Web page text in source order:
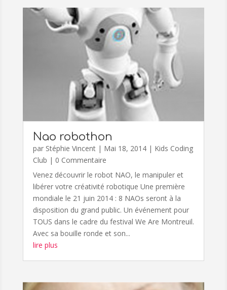
Nao robothon
par Stéphie Vincent| Mai 18, 2014| Kids Coding
Club | 0 Commentaire
Venez découvrir le robot NAO, le manipuler et
libérer votre créativité robotique Une première
mondiale le 21 juin 2014 : 8 NAOs seront à la
disposition du grand public. Un événement pour
TOUS dans le cadre du festival We Are Montreuil.
Avec sa bouille ronde et son...
lire plus